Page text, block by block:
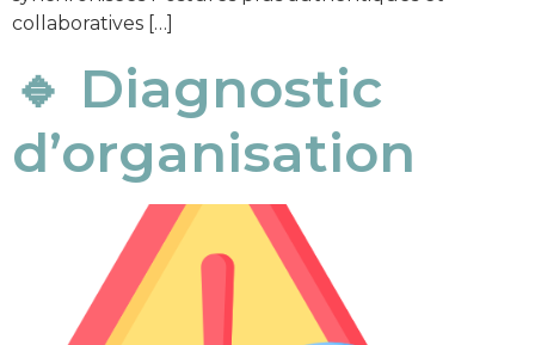
collaboratives […]
🔹 Diagnostic
d’organisation